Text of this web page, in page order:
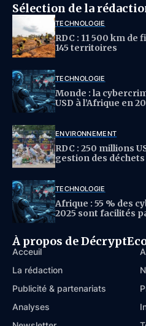
Sélection de la
TECHNOLOGIE
RDC : 11 500 km
145 territoires
TECHNOLOGIE
Monde : la
USD à l’Afrique en
ENVIRONNEMENT
RDC : 250 millions
gestion des
TECHNOLOGIE
Afrique : 55 % des
2025 sont facilités
À propos de
Acceuil
La rédaction
Publicité & partenariats
Analyses